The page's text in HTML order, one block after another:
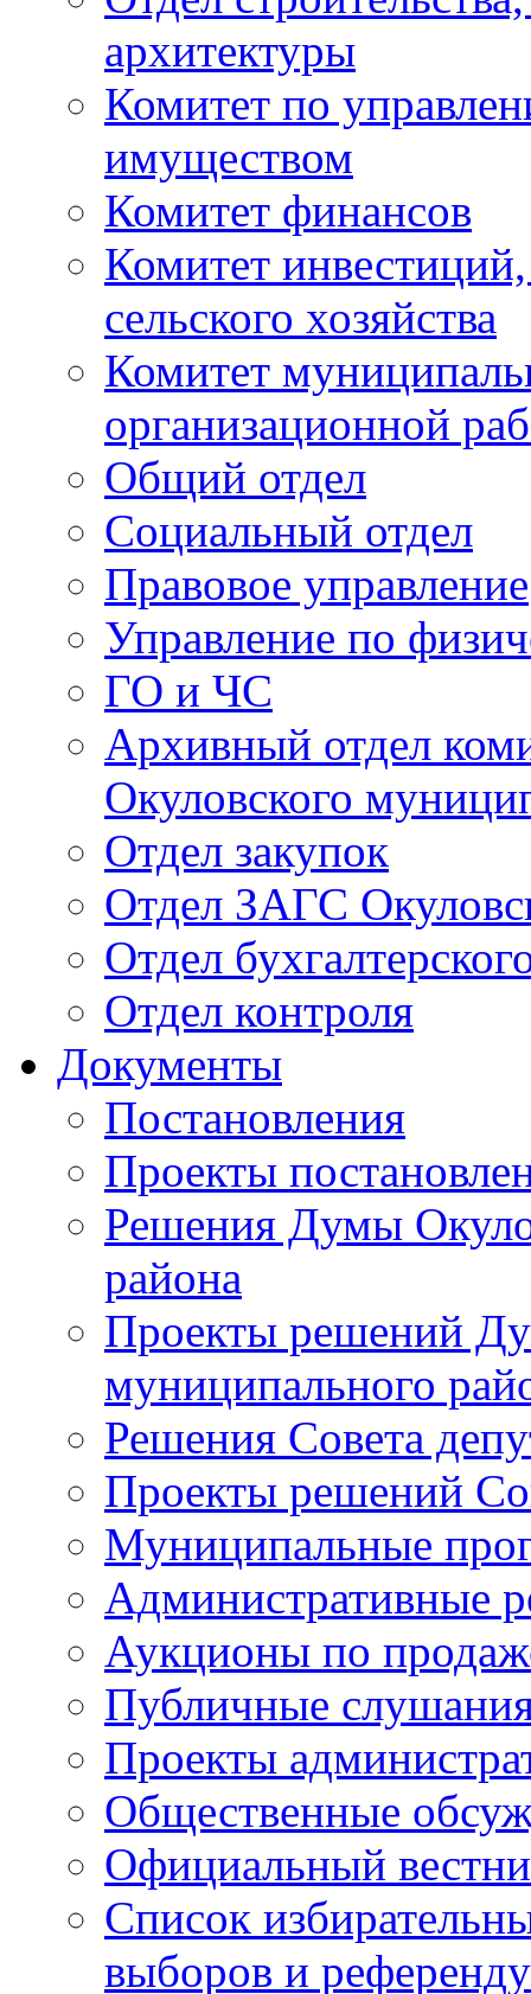
архитектуры
Комитет по
имуществом
Комитет финансов
Комитет
сельского хозяйства
Комитет
организационной
Общий отдел
Социальный отдел
Правовое управление
Управление по
ГО и ЧС
Архивный отдел
Окуловского
Отдел закупок
Отдел ЗАГС
Отдел
Отдел контроля
Документы
Постановления
Проекты
Решения Думы
района
Проекты решений
муниципального
Решения Совета
Проекты решений
Муниципальные
Административные
Аукционы по
Публичные
Проекты
Общественные
Официальный
Список
выборов и